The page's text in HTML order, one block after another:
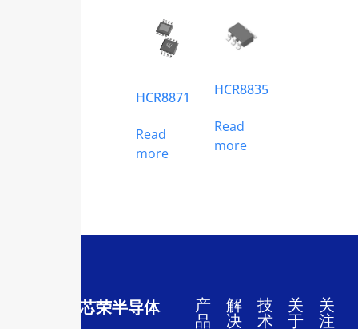
HCR8871
Read
more
HCR8835
Read
more
深圳市禾芯荣半导体
产
品
解
决
技
术
关
于
关
注